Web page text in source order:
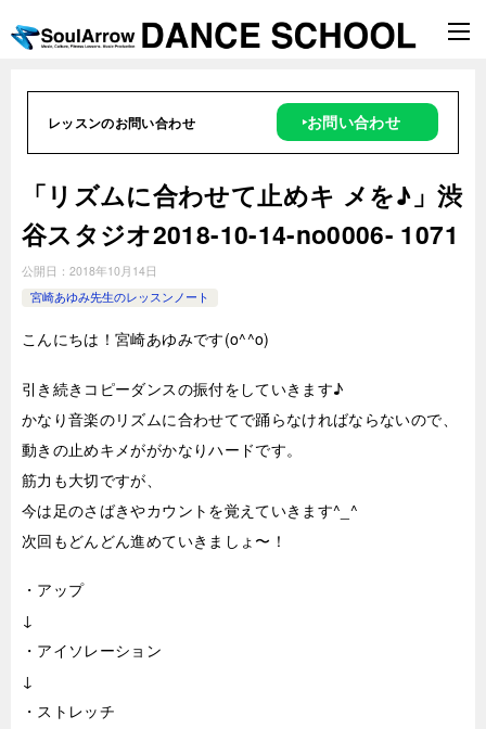
レッスンのお問い合わせ ‣お問い合わせ
「リズムに合わせて止めキ メを♪」渋
谷スタジオ2018-10-14-no0006- 1071
公開日： 2018年10月14日
宮崎あゆみ先生のレッスンノート
こんにちは！宮崎あゆみです(o^^o)
引き続きコピーダンスの振付をしていきます♪
かなり音楽のリズムに合わせてで踊らなければならないので、
動きの止めキメががかなりハードです。
筋力も大切ですが、
今は足のさばきやカウントを覚えていきます^_^
次回もどんどん進めていきましょ〜！
・アップ
↓
・アイソレーション
↓
・ストレッチ